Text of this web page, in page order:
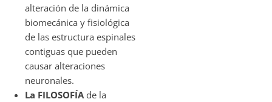
alteración de la dinámica
biomecánica y fisiológica
de las estructura espinales
contiguas que pueden
causar alteraciones
neuronales.
La FILOSOFÍAde la